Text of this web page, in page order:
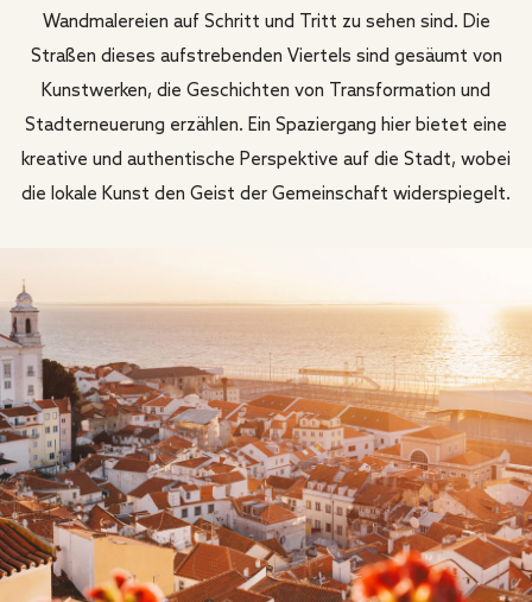
Wandmalereien auf Schritt und Tritt zu sehen sind. Die
Straßen dieses aufstrebenden Viertels sind gesäumt von
Kunstwerken, die Geschichten von Transformation und
Stadterneuerung erzählen. Ein Spaziergang hier bietet eine
kreative und authentische Perspektive auf die Stadt, wobei
die lokale Kunst den Geist der Gemeinschaft widerspiegelt.